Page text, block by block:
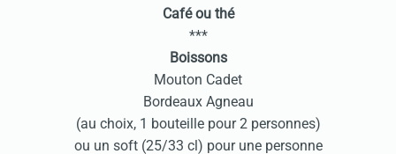
Café ou thé
***
Boissons
Mouton Cadet
Bordeaux Agneau
(au choix, 1 bouteille pour 2 personnes)
ou un soft (25/33 cl) pour une personne